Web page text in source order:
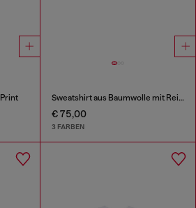
Sweatshirt aus Baumwolle mit Reißverschluss
€ 75,00
3 FARBEN